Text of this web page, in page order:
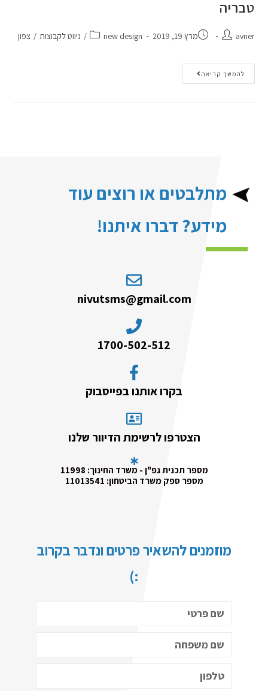
טבריה
avner מרץ 19, 2019 new design
/ ניווט לקבוצות / צפון
להמשך קריאה
מתלבטים או רוצים עוד
מידע? דברו איתנו!
nivutsms@gmail.com
1700-502-512
בקרו אותנו בפייסבוק
הצטרפו לרשימת הדיוור שלנו
מספר תכנית גפ"ן - משרד החינוך: 11998
מספר ספק משרד הביטחון: 11013541
מוזמנים להשאיר פרטים ונדבר בקרוב
:)